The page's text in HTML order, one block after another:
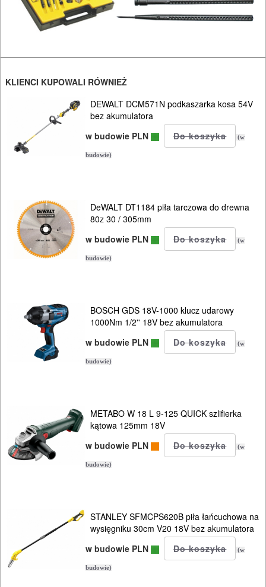
HYDRAULICZNE
NARZĘDZIA
AKCESORIA
KOMPRESORY
NARZĘDZIA
URZĄDZENIA
ROZRUCHOWE
PROSTOWNIKI
AGREGATY
PRĄDOWE
ODZIEŻ
SPRZĘT
AGD
PILARKI-
KOSIARKI-
KOSY
KLIENCI KUPOWALI RÓWNIEŻ
DEWALT DCM571N podkaszarka kosa 54V
bez akumulatora
w budowie PLN
(w
budowie)
DeWALT DT1184 piła tarczowa do drewna
80z 30 / 305mm
w budowie PLN
(w
budowie)
BOSCH GDS 18V-1000 klucz udarowy
1000Nm 1/2'' 18V bez akumulatora
w budowie PLN
(w
budowie)
METABO W 18 L 9-125 QUICK szlifierka
kątowa 125mm 18V
w budowie PLN
(w
budowie)
STANLEY SFMCPS620B piła łańcuchowa na
wysięgniku 30cm V20 18V bez akumulatora
w budowie PLN
(w
budowie)